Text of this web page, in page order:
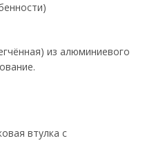
из алюминиевого
втулка с